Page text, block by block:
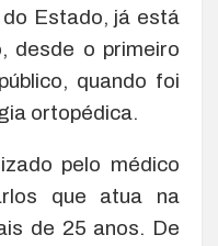
Estado, já está
desde o primeiro
quando foi
ortopédica.
pelo médico
que atua na
de 25 anos. De